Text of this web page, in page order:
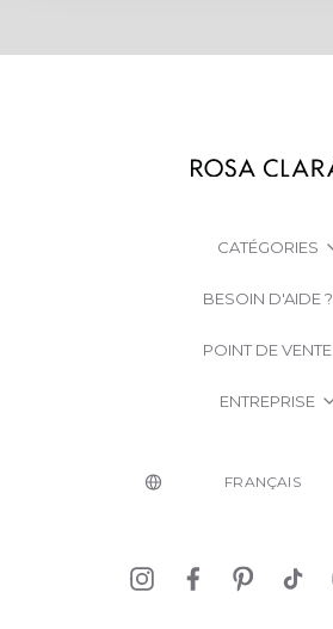
CATÉGORIES
BESOIN D'AIDE ?
POINT DE VENTE
ENTREPRISE